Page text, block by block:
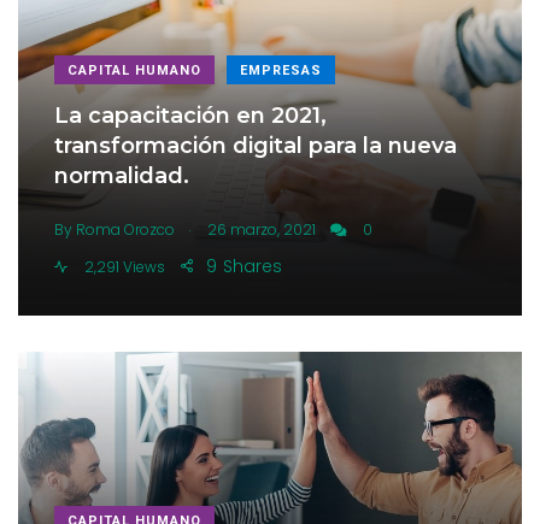
CAPITAL HUMANO EMPRESAS
La capacitación en 2021,
transformación digital para la nueva
normalidad.
By Roma Orozco . 26 marzo, 2021
0
2,291 Views
Shares
9
CAPITAL HUMANO